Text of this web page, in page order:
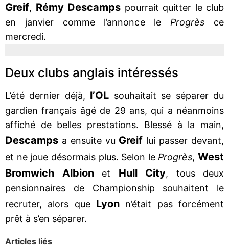
Greif, Rémy Descamps pourrait quitter le club
en janvier comme l’annonce le Progrès ce
mercredi.
Deux clubs anglais intéressés
L’été dernier déjà, l’OL souhaitait se séparer du
gardien français âgé de 29 ans, qui a néanmoins
affiché de belles prestations. Blessé à la main,
Descamps a ensuite vu Greif lui passer devant,
et ne joue désormais plus. Selon le Progrès, West
Bromwich Albionet Hull City, tous deux
pensionnaires de Championship souhaitent le
recruter, alors que Lyon n’était pas forcément
prêt à s’en séparer.
Articles liés